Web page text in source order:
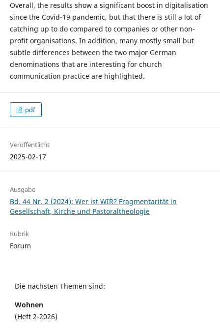
Overall, the results show a significant boost in digitalisation
since the Covid-19 pandemic, but that there is still a lot of
catching up to do compared to companies or other non-
profit organisations. In addition, many mostly small but
subtle differences between the two major German
denominations that are interesting for church
communication practice are highlighted.
pdf
Veröffentlicht
2025-02-17
Ausgabe
Bd. 44 Nr. 2 (2024): Wer ist WIR? Fragmentarität in
Gesellschaft, Kirche und Pastoraltheologie
Rubrik
Forum
Die nächsten Themen sind:
Wohnen
(Heft 2-2026)